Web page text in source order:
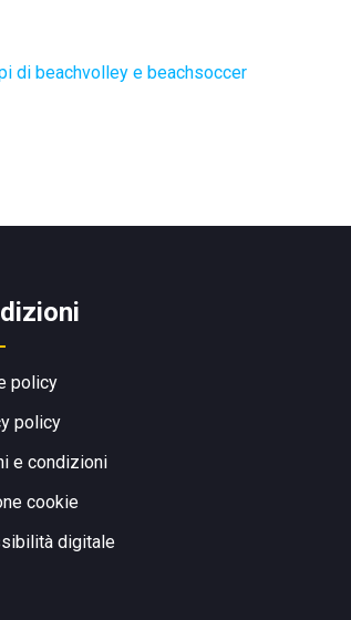
di beachvolley e beachsoccer
policy
policy
e condizioni
cookie
digitale